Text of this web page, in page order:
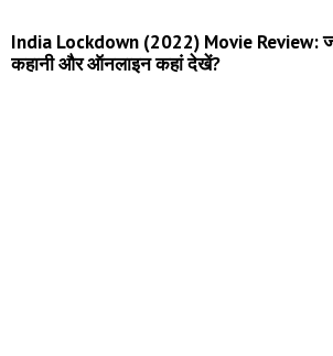
India Lockdown (2022) Movie Review:
कहानी और ऑनलाइन कहां देखें?